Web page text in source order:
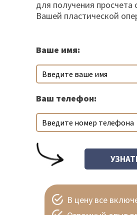
для получения просчета
Вашей пластической
Ваше имя:
Ваш телефон:
В цену все